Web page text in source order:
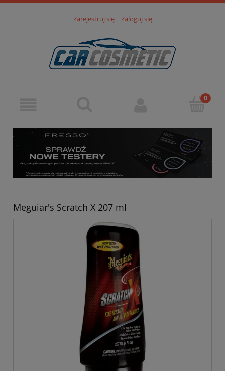
Zarejestruj się Zaloguj się
Meguiar's Scratch X 207 ml